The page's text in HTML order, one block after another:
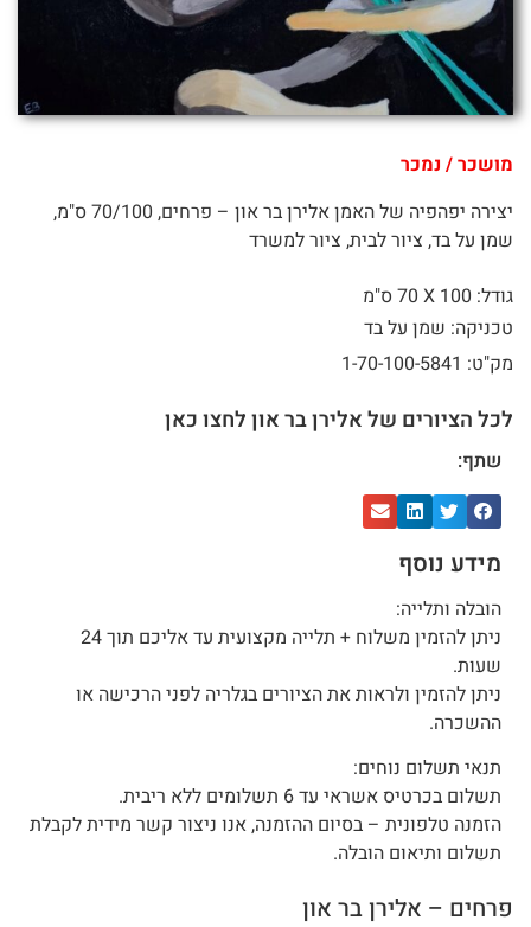
מושכר / נמכר
יצירה יפהפיה של האמן אלירן בר און – פרחים, 70/100 ס"מ,
שמן על בד, ציור לבית, ציור למשרד
גודל: 100 X
70 ס"מ
טכניקה: שמן על בד
מק"ט: 1-70-100-5841
לכל הציורים של אלירן בר און לחצו כאן
שתף:
מידע נוסף
הובלה ותלייה:
ניתן להזמין משלוח + תלייה מקצועית עד אליכם תוך 24
שעות.
ניתן להזמין ולראות את הציורים בגלריה לפני הרכישה או
ההשכרה.
תנאי תשלום נוחים:
תשלום בכרטיס אשראי עד 6 תשלומים ללא ריבית.
הזמנה טלפונית – בסיום ההזמנה, אנו ניצור קשר מידית לקבלת
תשלום ותיאום הובלה.
פרחים – אלירן בר און